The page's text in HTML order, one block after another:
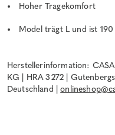
Hoher Tragekomfort
Model trägt L und ist
Herstellerinformation:
KG | HRA 3272 |
Deutschland |